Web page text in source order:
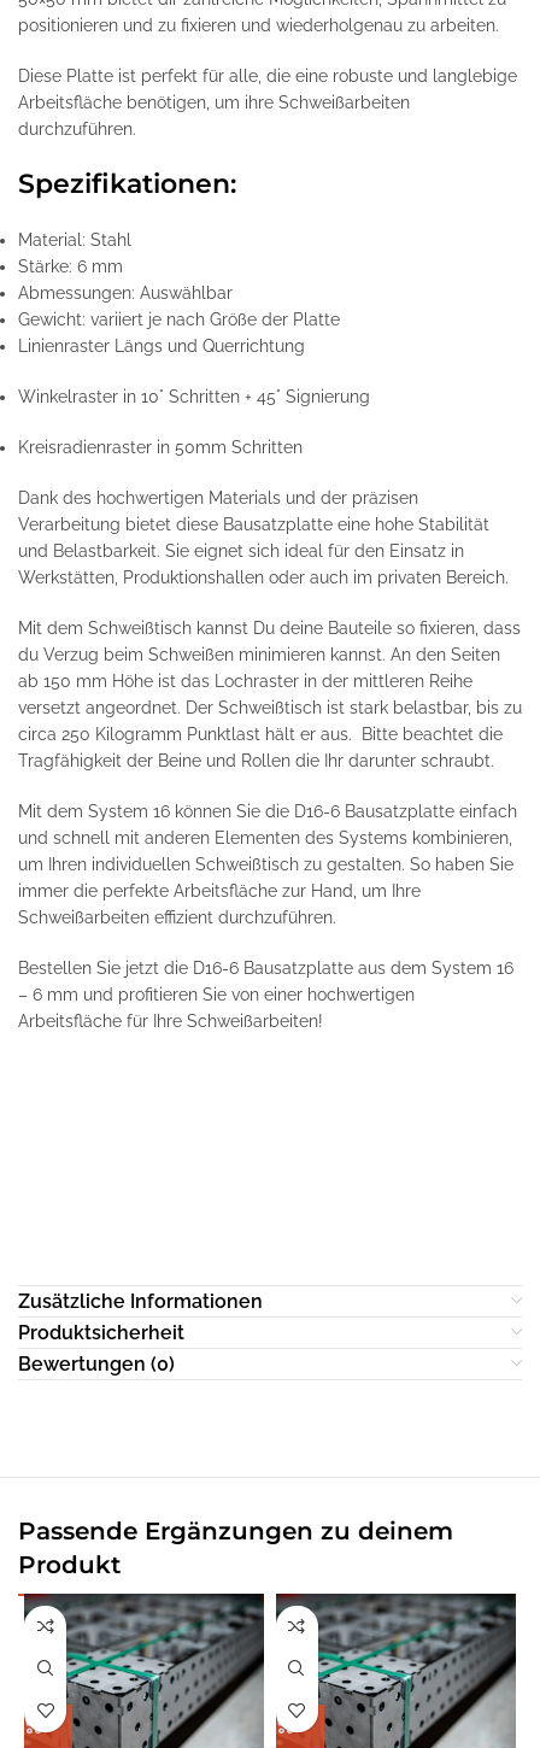
positionieren und zu fixieren und wiederholgenau zu arbeiten.
Diese Platte ist perfekt für alle, die eine robuste und langlebige
Arbeitsfläche benötigen, um ihre Schweißarbeiten
durchzuführen.
Spezifikationen:
Material: Stahl
Stärke: 6 mm
Abmessungen: Auswählbar
Gewicht: variiert je nach Größe der Platte
Linienraster Längs und Querrichtung
Winkelraster in 10° Schritten + 45° Signierung
Kreisradienraster in 50mm Schritten
Dank des hochwertigen Materials und der präzisen
Verarbeitung bietet diese Bausatzplatte eine hohe Stabilität
und Belastbarkeit. Sie eignet sich ideal für den Einsatz in
Werkstätten, Produktionshallen oder auch im privaten Bereich.
Mit dem Schweißtisch kannst Du deine Bauteile so fixieren, dass
du Verzug beim Schweißen minimieren kannst. An den Seiten
ab 150 mm Höhe ist das Lochraster in der mittleren Reihe
versetzt angeordnet. Der Schweißtisch ist stark belastbar, bis zu
circa 250 Kilogramm Punktlast hält er aus. Bitte beachtet die
Tragfähigkeit der Beine und Rollen die Ihr darunter schraubt.
Mit dem System 16 können Sie die D16-6 Bausatzplatte einfach
und schnell mit anderen Elementen des Systems kombinieren,
um Ihren individuellen Schweißtisch zu gestalten. So haben Sie
immer die perfekte Arbeitsfläche zur Hand, um Ihre
Schweißarbeiten effizient durchzuführen.
Bestellen Sie jetzt die D16-6 Bausatzplatte aus dem System 16
– 6 mm und profitieren Sie von einer hochwertigen
Arbeitsfläche für Ihre Schweißarbeiten!
Zusätzliche Informationen
Produktsicherheit
Bewertungen (0)
Passende Ergänzungen zu deinem
Produkt